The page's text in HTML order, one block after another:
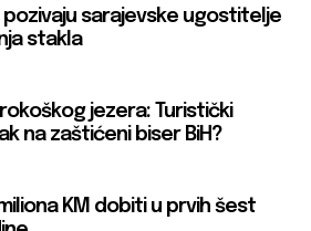
pozivaju sarajevske ugostitelje
stakla
jezera: Turistički
na zaštićeni biser BiH?
KM dobiti u prvih šest